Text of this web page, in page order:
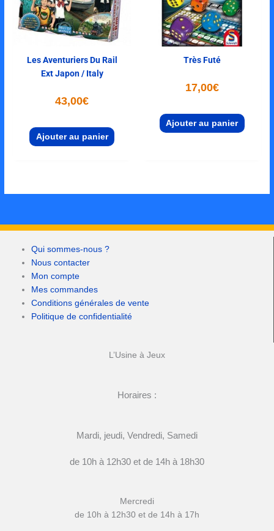
Les Aventuriers Du Rail
Ext Japon / Italy
43,00€
Ajouter au panier
Très Futé
17,00€
Ajouter au panier
Qui sommes-nous ?
Nous contacter
Mon compte
Mes commandes
Conditions générales de vente
Politique de confidentialité
L’Usine à Jeux
Horaires :
Mardi, jeudi, Vendredi, Samedi
de 10h à 12h30 et de 14h à 18h30
Mercredi
de 10h à 12h30 et de 14h à 17h